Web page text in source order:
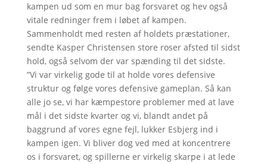
kampen ud som en mur bag forsvaret og hev også
vitale redninger frem i løbet af kampen.
Sammenholdt med resten af holdets præstationer,
sendte Kasper Christensen store roser afsted til sidst
hold, også selvom der var spænding til det sidste.
”Vi var virkelig gode til at holde vores defensive
struktur og følge vores defensive gameplan. Så kan
alle jo se, vi har kæmpestore problemer med at lave
mål i det sidste kvarter og vi, blandt andet på
baggrund af vores egne fejl, lukker Esbjerg ind i
kampen igen. Vi bliver dog ved med at koncentrere
os i forsvaret, og spillerne er virkelig skarpe i at lede